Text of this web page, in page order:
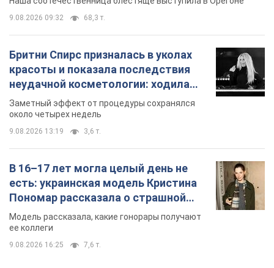
есть: украинская модель Кристина
Пономар рассказала о страшной
стороне модельной карьеры
ее коллеги